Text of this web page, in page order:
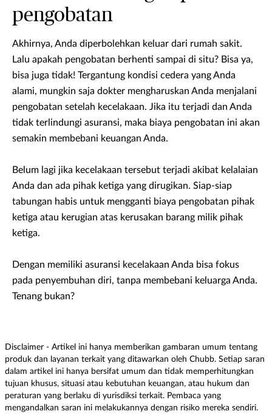
pengobatan
Akhirnya, Anda diperbolehkan keluar dari rumah sakit.
Lalu apakah pengobatan berhenti sampai di situ? Bisa ya,
bisa juga tidak! Tergantung kondisi cedera yang Anda
alami, mungkin saja dokter mengharuskan Anda menjalani
pengobatan setelah kecelakaan. Jika itu terjadi dan Anda
tidak terlindungi asuransi, maka biaya pengobatan ini akan
semakin membebani keuangan Anda.
Belum lagi jika kecelakaan tersebut terjadi akibat kelalaian
Anda dan ada pihak ketiga yang dirugikan. Siap-siap
tabungan habis untuk mengganti biaya pengobatan pihak
ketiga atau kerugian atas kerusakan barang milik pihak
ketiga.
Dengan memiliki asuransi kecelakaan Anda bisa fokus
pada penyembuhan diri, tanpa membebani keluarga Anda.
Tenang bukan?
Disclaimer - Artikel ini hanya memberikan gambaran umum tentang
produk dan layanan terkait yang ditawarkan oleh Chubb. Setiap saran
dalam artikel ini hanya bersifat umum dan tidak memperhitungkan
tujuan khusus, situasi atau kebutuhan keuangan, atau hukum dan
peraturan yang berlaku di yurisdiksi terkait. Pembaca yang
mengandalkan saran ini melakukannya dengan risiko mereka sendiri.